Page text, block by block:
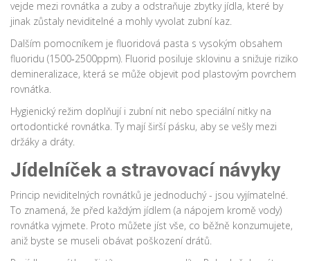
vejde mezi rovnátka a zuby a odstraňuje zbytky jídla, které by
jinak zůstaly neviditelné a mohly vyvolat zubní kaz.
Dalším pomocníkem je fluoridová pasta s vysokým obsahem
fluoridu (1500‑2500ppm). Fluorid posiluje sklovinu a snižuje riziko
demineralizace, která se může objevit pod plastovým povrchem
rovnátka.
Hygienický režim doplňují i zubní nit nebo speciální nitky na
ortodontické rovnátka. Ty mají širší pásku, aby se vešly mezi
držáky a dráty.
Jídelníček a stravovací návyky
Princip neviditelných rovnátků je jednoduchý - jsou vyjímatelné.
To znamená, že před každým jídlem (a nápojem kromě vody)
rovnátka vyjmete. Proto můžete jíst vše, co běžně konzumujete,
aniž byste se museli obávat poškození drátů.